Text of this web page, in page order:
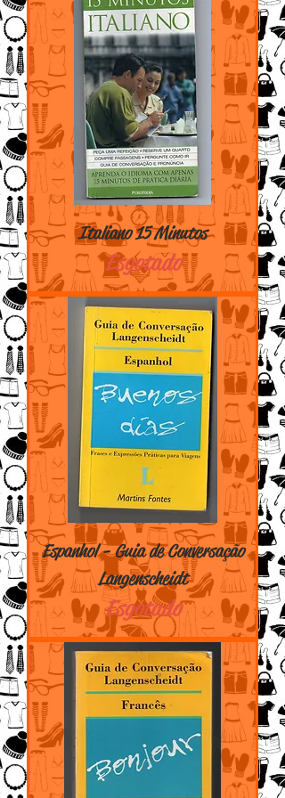
Italiano 15 Minutos
Esgotado
Espanhol - Guia de Conversação
Langenscheidt
Esgotado